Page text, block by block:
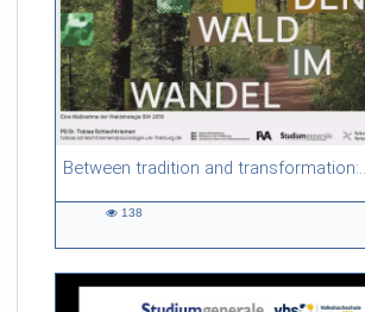
Between tradition and transformation: how
54:13 duration
138